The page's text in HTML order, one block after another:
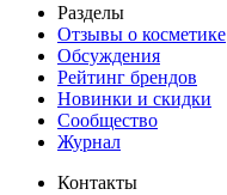
Разделы
Отзывы о косметике
Обсуждения
Рейтинг брендов
Новинки и скидки
Сообщество
Журнал
Контакты